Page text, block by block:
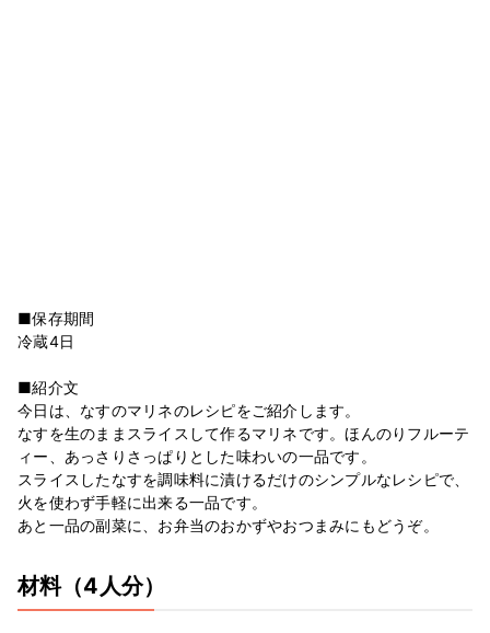
■保存期間
冷蔵4日
■紹介文
今日は、なすのマリネのレシピをご紹介します。
なすを生のままスライスして作るマリネです。ほんのりフルーテ
ィー、あっさりさっぱりとした味わいの一品です。
スライスしたなすを調味料に漬けるだけのシンプルなレシピで、
火を使わず手軽に出来る一品です。
あと一品の副菜に、お弁当のおかずやおつまみにもどうぞ。
材料（4人分）